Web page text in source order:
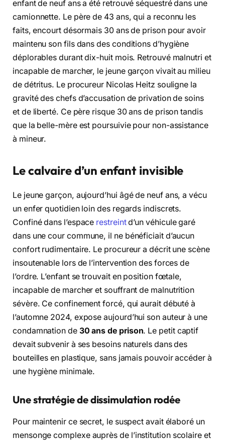
enfant de neuf ans a été retrouvé séquestré dans une
camionnette. Le père de 43 ans, qui a reconnu les
faits, encourt désormais 30 ans de prison pour avoir
maintenu son fils dans des conditions d’hygiène
déplorables durant dix-huit mois. Retrouvé malnutri et
incapable de marcher, le jeune garçon vivait au milieu
de détritus. Le procureur Nicolas Heitz souligne la
gravité des chefs d’accusation de privation de soins
et de liberté. Ce père risque 30 ans de prison tandis
que la belle-mère est poursuivie pour non-assistance
à mineur.
Le calvaire d’un enfant invisible
Le jeune garçon, aujourd’hui âgé de neuf ans, a vécu
un enfer quotidien loin des regards indiscrets.
Confiné dans l’espace restreintd’un véhicule garé
dans une cour commune, il ne bénéficiait d’aucun
confort rudimentaire. Le procureur a décrit une scène
insoutenable lors de l’intervention des forces de
l’ordre. L’enfant se trouvait en position fœtale,
incapable de marcher et souffrant de malnutrition
sévère. Ce confinement forcé, qui aurait débuté à
l’automne 2024, expose aujourd’hui son auteur à une
condamnation de 30 ans de prison. Le petit captif
devait subvenir à ses besoins naturels dans des
bouteilles en plastique, sans jamais pouvoir accéder à
une hygiène minimale.
Une stratégie de dissimulation rodée
Pour maintenir ce secret, le suspect avait élaboré un
mensonge complexe auprès de l’institution scolaire et